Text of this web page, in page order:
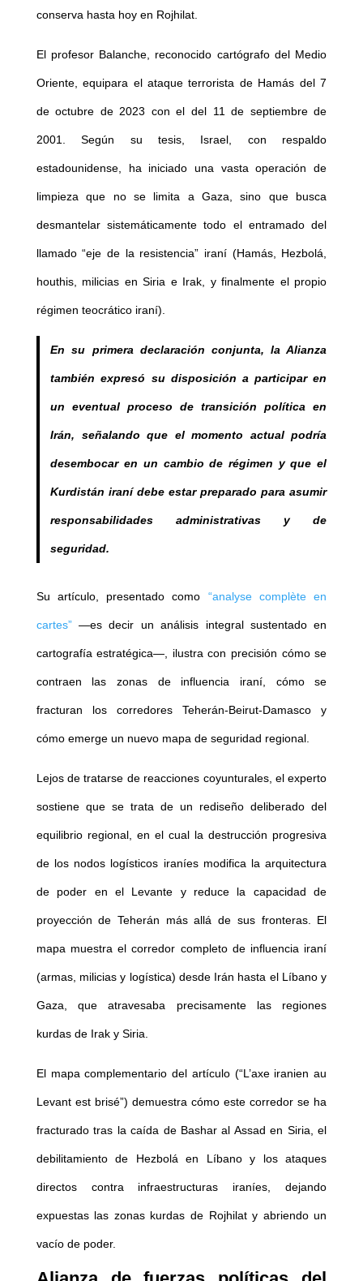
conserva hasta hoy en Rojhilat.
El profesor Balanche, reconocido cartógrafo del Medio
Oriente, equipara el ataque terrorista de Hamás del 7
de octubre de 2023 con el del 11 de septiembre de
2001. Según su tesis, Israel, con respaldo
estadounidense, ha iniciado una vasta operación de
limpieza que no se limita a Gaza, sino que busca
desmantelar sistemáticamente todo el entramado del
llamado “eje de la resistencia” iraní (Hamás, Hezbolá,
houthis, milicias en Siria e Irak, y finalmente el propio
régimen teocrático iraní).
En su primera declaración conjunta, la Alianza
también expresó su disposición a participar en
un eventual proceso de transición política en
Irán, señalando que el momento actual podría
desembocar en un cambio de régimen y que el
Kurdistán iraní debe estar preparado para asumir
responsabilidades administrativas y de
seguridad.
Su artículo, presentado como “analyse complète en
cartes”—es decir un análisis integral sustentado en
cartografía estratégica—, ilustra con precisión cómo se
contraen las zonas de influencia iraní, cómo se
fracturan los corredores Teherán-Beirut-Damasco y
cómo emerge un nuevo mapa de seguridad regional.
Lejos de tratarse de reacciones coyunturales, el experto
sostiene que se trata de un rediseño deliberado del
equilibrio regional, en el cual la destrucción progresiva
de los nodos logísticos iraníes modifica la arquitectura
de poder en el Levante y reduce la capacidad de
proyección de Teherán más allá de sus fronteras. El
mapa muestra el corredor completo de influencia iraní
(armas, milicias y logística) desde Irán hasta el Líbano y
Gaza, que atravesaba precisamente las regiones
kurdas de Irak y Siria.
El mapa complementario del artículo (“L’axe iranien au
Levant est brisé”) demuestra cómo este corredor se ha
fracturado tras la caída de Bashar al Assad en Siria, el
debilitamiento de Hezbolá en Líbano y los ataques
directos contra infraestructuras iraníes, dejando
expuestas las zonas kurdas de Rojhilat y abriendo un
vacío de poder.